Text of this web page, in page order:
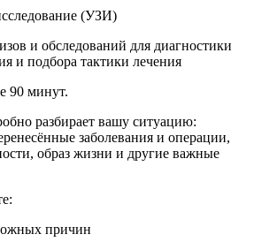
(УЗИ)
и обследований для диагностики
и подбора тактики лечения
90 минут.
разбирает вашу ситуацию:
заболевания и операции,
образ жизни и другие важные
причин